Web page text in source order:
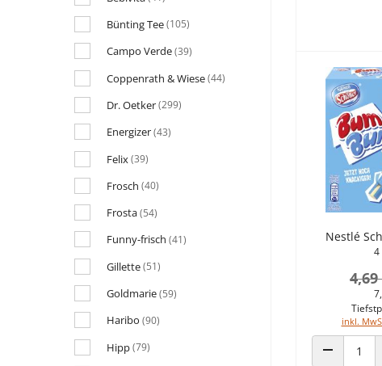
Bünting Tee(105)
Campo Verde(39)
Coppenrath & Wiese(44)
Dr. Oetker(299)
Energizer(43)
Felix(39)
Frosch (40)
Frosta(54)
Funny-frisch (41)
Gillette(51)
Goldmarie(59)
Haribo (90)
Hipp(79)
Nestlé
4
4,69
inkl.